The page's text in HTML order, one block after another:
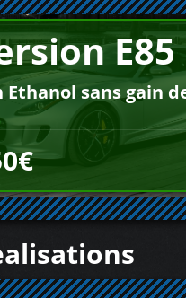
E85
Ethanol sans gain